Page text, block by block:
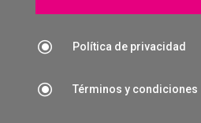
\ Política de privacidad
\ Términos y condiciones